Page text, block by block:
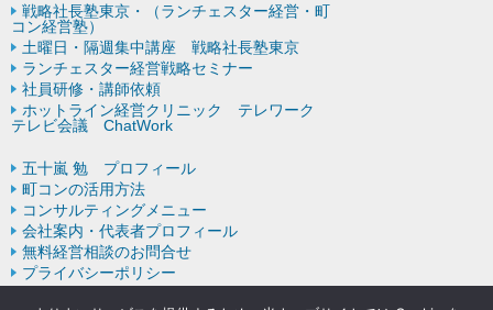
戦略社長塾東京・（ランチェスター経営・町
コン経営塾）
土曜日・隔週集中講座 戦略社長塾東京
ランチェスター経営戦略セミナー
社員研修・講師依頼
ホットライン経営クリニック テレワーク
テレビ会議 ChatWork
五十嵐 勉 プロフィール
町コンの活用方法
コンサルティングメニュー
会社案内・代表者プロフィール
無料経営相談のお問合せ
プライバシーポリシー